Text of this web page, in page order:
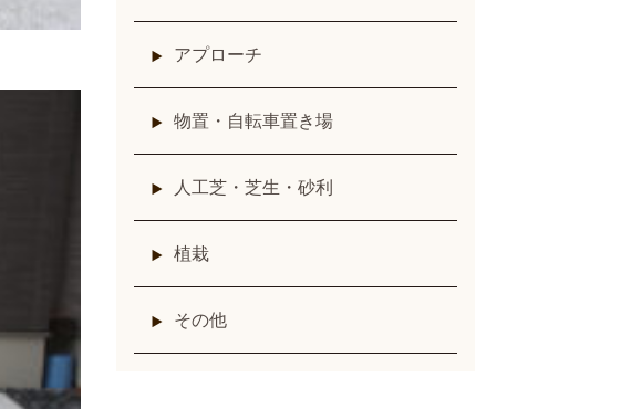
アプローチ
物置・自転車置き場
人工芝・芝生・砂利
植栽
その他